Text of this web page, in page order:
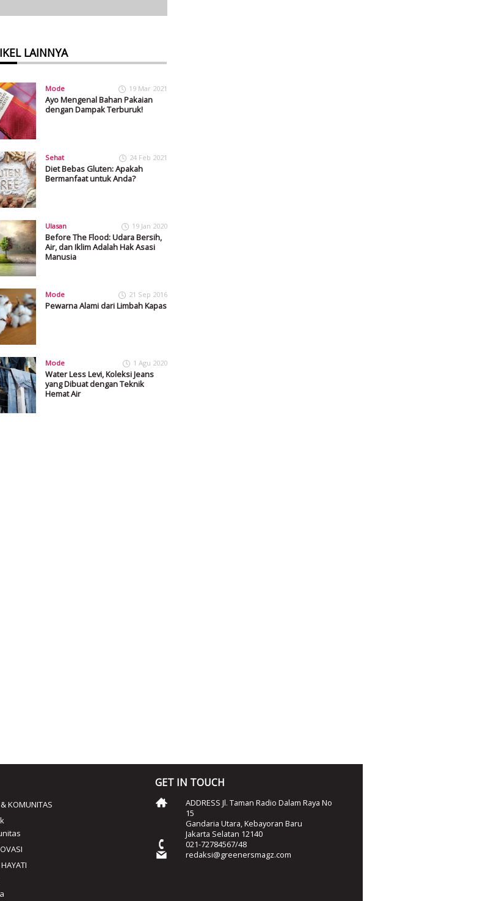
LAINNYA
Mode 19 Mar 2021
Ayo Mengenal Bahan Pakaian
dengan Dampak Terburuk!
Sehat 24 Feb 2021
Diet Bebas Gluten: Apakah
Bermanfaat untuk Anda?
Ulasan 19 Jan 2020
Before The Flood: Udara Bersih,
Air, dan Iklim Adalah Hak Asasi
Manusia
Mode 21 Sep 2016
Pewarna Alami dari Limbah Kapas
Mode 1 Agu 2020
Water Less Levi, Koleksi Jeans
yang Dibuat dengan Teknik
Hemat Air
KOMUNITAS
GET IN TOUCH
ADDRESS Jl. Taman Radio Dalam Raya No
15
Gandaria Utara, Kebayoran Baru
Jakarta Selatan 12140
021-72784567/48
redaksi@greenersmagz.com